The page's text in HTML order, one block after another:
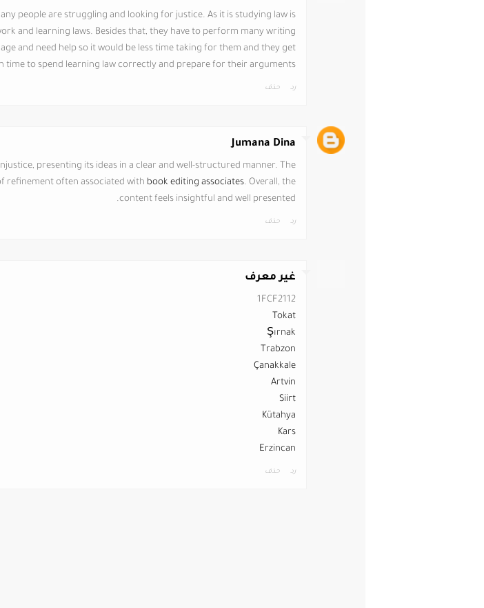
people are struggling and looking for justice. As it is studying law is
and learning laws. Besides that, they have to perform many writing
and need help so it would be less time taking for them and they get
time to spend learning law correctly and prepare for their arguments.
رد حذف
Jumana Dina
presenting its ideas in a clear and well-structured manner. The
refinement often associated with book editing associates. Overall, the
content feels insightful and well presented.
رد حذف
غير معرف
1FCF2112
Tokat
Şırnak
Trabzon
Çanakkale
Artvin
Siirt
Kütahya
Kars
Erzincan
رد حذف